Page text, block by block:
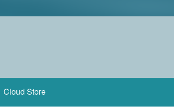
Cloud Store